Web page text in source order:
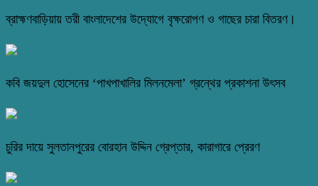
ব্রাহ্মণবাড়িয়ায় তরী বাংলাদেশের উদ্যোগে বৃক্ষরোপণ ও গাছের চারা বিতরণ।
কবি জয়দুল হোসেনের ‘পাখপাখালির মিলনমেলা’ গ্রন্থের প্রকাশনা উৎসব
চুরির দায়ে সুলতানপুরের বোরহান উদ্দিন গ্রেপ্তার, কারাগারে প্রেরণ